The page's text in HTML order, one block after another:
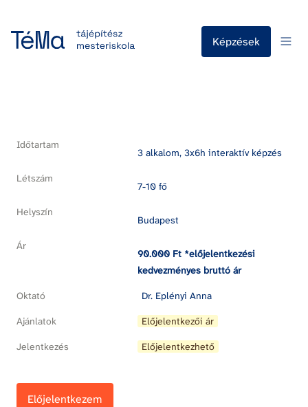
Képzések
Időtartam
3 alkalom, 3x6h interaktív képzés
Létszám
7-10 fő
Helyszín
Budapest
Ár
90.000 Ft *előjelentkezési
kedvezményes bruttó ár
Oktató Dr. Eplényi Anna
Ajánlatok Előjelentkezői ár
Jelentkezés Előjelentkezhető
Előjelentkezem